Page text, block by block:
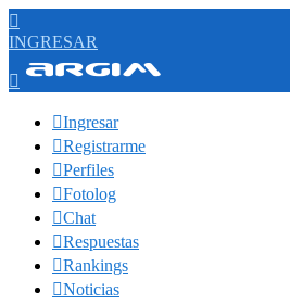

INGRESAR

Ingresar
Registrarme
Perfiles
Fotolog
Chat
Respuestas
Rankings
Noticias